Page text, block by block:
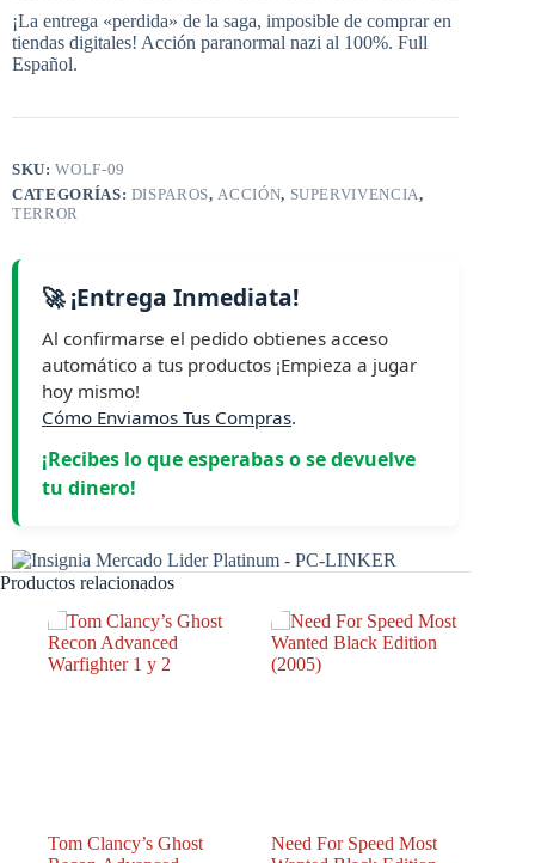
¡La entrega «perdida» de la saga, imposible de comprar en
tiendas digitales! Acción paranormal nazi al 100%. Full
Español.
SKU:WOLF-09
CATEGORÍAS: DISPAROS, ACCIÓN, SUPERVIVENCIA,
TERROR
🚀 ¡Entrega Inmediata!
Al confirmarse el pedido obtienes acceso
automático a tus productos ¡Empieza a jugar
hoy mismo!
Cómo Enviamos Tus Compras.
¡Recibes lo que esperabas o se devuelve
tu dinero!
Productos relacionados
Tom Clancy’s Ghost
Need For Speed Most